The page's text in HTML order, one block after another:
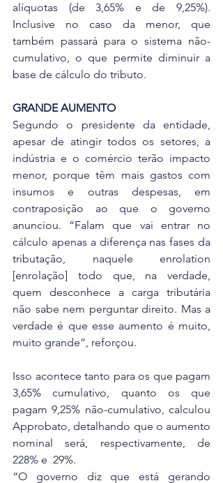
alíquotas (de 3,65% e de 9,25%).
Inclusive no caso da menor, que
também passará para o sistema não-
cumulativo, o que permite diminuir a
base de cálculo do tributo.
GRANDE AUMENTO
Segundo o presidente da entidade,
apesar de atingir todos os setores, a
indústria e o comércio terão impacto
menor, porque têm mais gastos com
insumos e outras despesas, em
contraposição ao que o governo
anunciou. “Falam que vai entrar no
cálculo apenas a diferença nas fases da
tributação, naquele enrolation
[enrolação] todo que, na verdade,
quem desconhece a carga tributária
não sabe nem perguntar direito. Mas a
verdade é que esse aumento é muito,
muito grande”, reforçou.
Isso acontece tanto para os que pagam
3,65% cumulativo, quanto os que
pagam 9,25% não-cumulativo, calculou
Approbato, detalhando que o aumento
nominal será, respectivamente, de
228% e  29%.
“O governo diz que está gerando